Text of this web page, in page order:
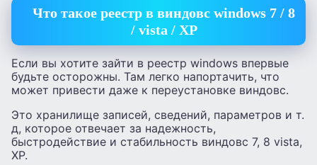
Что такое реестр в виндовс windows 7 / 8
/ vista / XP
Если вы хотите зайти в реестр windows впервые
будьте осторожны. Там легко напортачить, что
может привести даже к переустановке виндовс.
Это хранилище записей, сведений, параметров и т.
д, которое отвечает за надежность,
быстродействие и стабильность виндовс 7, 8 vista,
XP.